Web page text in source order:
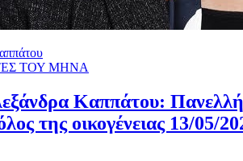
ΤΟΥ ΜΗΝΑ
Καππάτου:
της οικογένειας 13/05/